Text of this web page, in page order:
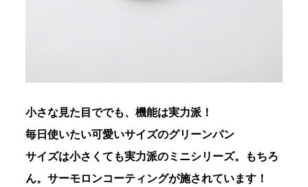
小さな見た目ででも、機能は実力派！
毎日使いたい可愛いサイズのグリーンパン
サイズは小さくても実力派のミニシリーズ。もちろ
ん。サーモロンコーティングが施されています！